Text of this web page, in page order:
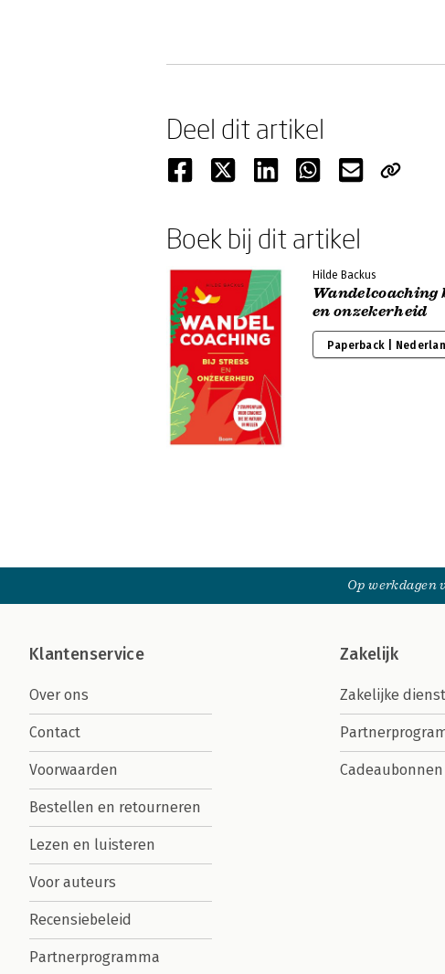
Deel dit artikel
Boek bij dit artikel
Hilde Backus
Wandelcoaching
en onzekerheid
Paperback |
Op werkdagen
Klantenservice
Over ons
Contact
Voorwaarden
Bestellen en retourneren
Lezen en luisteren
Voor auteurs
Recensiebeleid
Partnerprogramma
Zakelijk
Zakelijke
Cadeaubonnen